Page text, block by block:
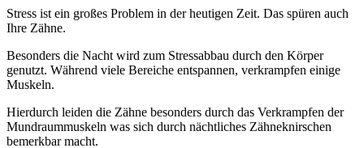
Stress ist ein großes Problem in der heutigen Zeit. Das spüren auch
Ihre Zähne.
Besonders die Nacht wird zum Stressabbau durch den Körper
genutzt. Während viele Bereiche entspannen, verkrampfen einige
Muskeln.
Hierdurch leiden die Zähne besonders durch das Verkrampfen der
Mundraummuskeln was sich durch nächtliches Zähneknirschen
bemerkbar macht.